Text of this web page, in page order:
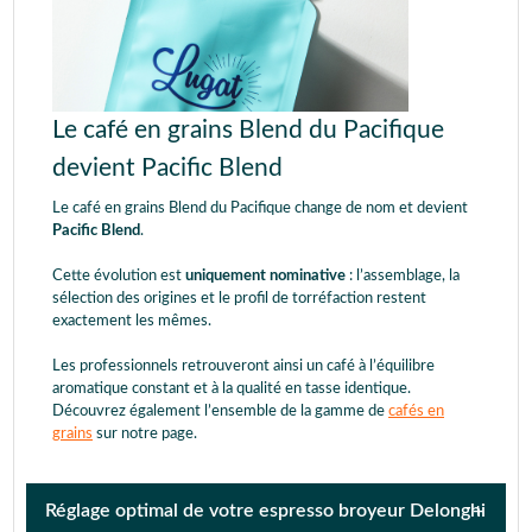
Le café en grains Blend du Pacifique
devient Pacific Blend
Le café en grains Blend du Pacifique change de nom et devient
Pacific Blend.
Cette évolution est uniquement nominative : l’assemblage, la
sélection des origines et le profil de torréfaction restent
exactement les mêmes.
Les professionnels retrouveront ainsi un café à l’équilibre
aromatique constant et à la qualité en tasse identique.
Découvrez également l’ensemble de la gamme de cafés en
grains sur notre page.
Réglage optimal de votre espresso broyeur Delonghi